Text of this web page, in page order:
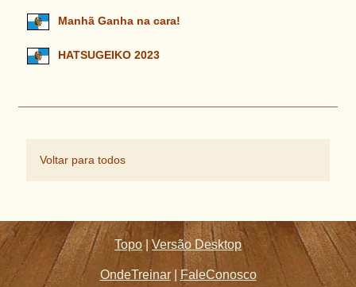
Manhã Ganha na cara!
HATSUGEIKO 2023
Voltar para todos
Topo |Versão Desktop
OndeTreinar| FaleConosco